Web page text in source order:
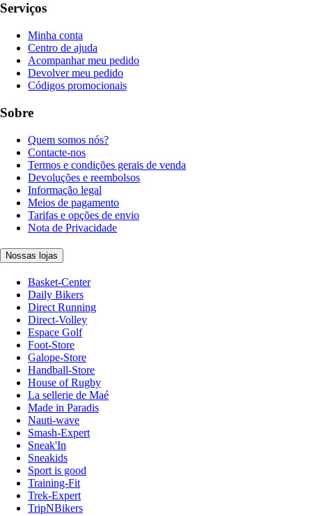
Serviços
Minha conta
Centro de ajuda
Acompanhar meu pedido
Devolver meu pedido
Códigos promocionais
Sobre
Quem somos nós?
Contacte-nos
Termos e condições gerais de venda
Devoluções e reembolsos
Informação legal
Meios de pagamento
Tarifas e opções de envio
Nota de Privacidade
Nossas lojas
Basket-Center
Daily Bikers
Direct Running
Direct-Volley
Espace Golf
Foot-Store
Galope-Store
Handball-Store
House of Rugby
La sellerie de Maé
Made in Paradis
Nauti-wave
Smash-Expert
Sneak'In
Sneakids
Sport is good
Training-Fit
Trek-Expert
TripNBikers